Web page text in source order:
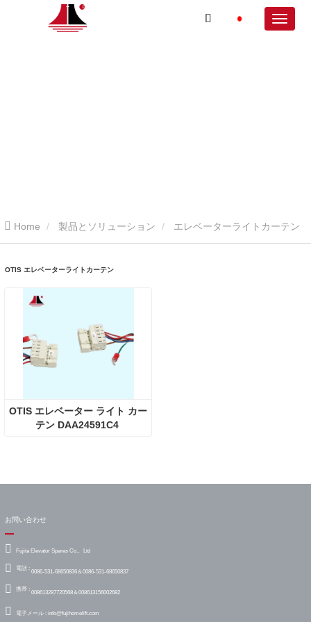
Home 製品とソリューション エレベーターライトカーテン
OTIS エレベーターライトカーテン
OTIS エレベーター ライト カー
テン DAA24591C4
お問い合わせ
Fujita Elevator Spares Co.、Ltd
電話 : 0086-531-68650836＆0086-531-68650837
携帯 : 008613287720568＆008613156002682
電子メール : info@fujihomelift.com